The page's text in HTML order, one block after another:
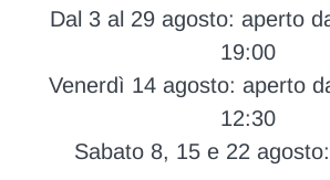
Dal 3 al 29 agosto: aperto
19:00
Venerdì 14 agosto: aperto
12:30
Sabato 8, 15 e 22